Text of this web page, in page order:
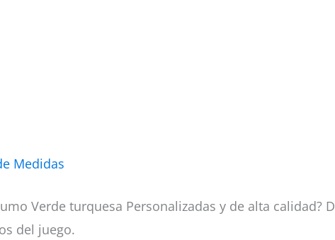
Medidas
Verde turquesa Personalizadas y de alta calidad?
del juego.